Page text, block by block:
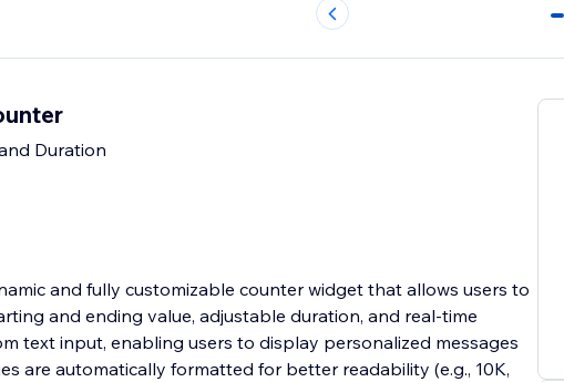
0
Duration
and fully customizable counter widget that allows users to
and ending value, adjustable duration, and real-time
text input, enabling users to display personalized messages
are automatically formatted for better readability (e.g., 10K,